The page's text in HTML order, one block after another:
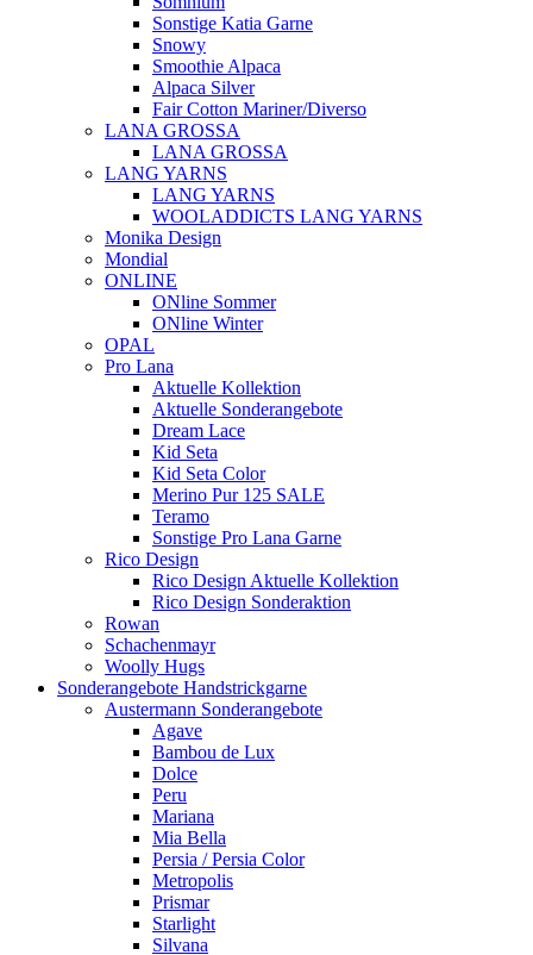
Sonstige Katia Garne
Snowy
Smoothie Alpaca
Alpaca Silver
Fair Cotton Mariner/Diverso
LANA GROSSA
LANA GROSSA
LANG YARNS
LANG YARNS
WOOLADDICTS LANG YARNS
Monika Design
Mondial
ONLINE
ONline Sommer
ONline Winter
OPAL
Pro Lana
Aktuelle Kollektion
Aktuelle Sonderangebote
Dream Lace
Kid Seta
Kid Seta Color
Merino Pur 125 SALE
Teramo
Sonstige Pro Lana Garne
Rico Design
Rico Design Aktuelle Kollektion
Rico Design Sonderaktion
Rowan
Schachenmayr
Woolly Hugs
Sonderangebote Handstrickgarne
Austermann Sonderangebote
Agave
Bambou de Lux
Dolce
Peru
Mariana
Mia Bella
Persia / Persia Color
Metropolis
Prismar
Starlight
Silvana